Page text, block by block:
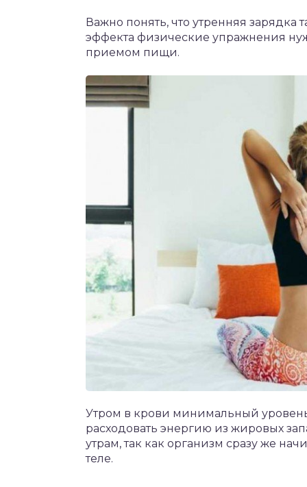
Важно понять, что утренняя зарядка
эффекта физические упражнения
приемом пищи.
Утром в крови минимальный уровень
расходовать энергию из жировых
утрам, так как организм сразу же
теле.